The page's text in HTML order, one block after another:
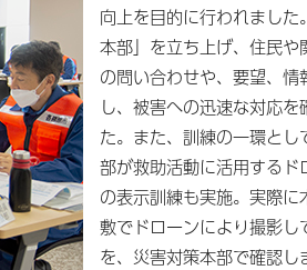
向上を目的に行われました
本部」を立ち上げ、住民や
の問い合わせや、要望、情
し、被害への迅速な対応を
た。また、訓練の一環とし
部が救助活動に活用するド
の表示訓練も実施。実際に
敷でドローンにより撮影し
を、災害対策本部で確認し